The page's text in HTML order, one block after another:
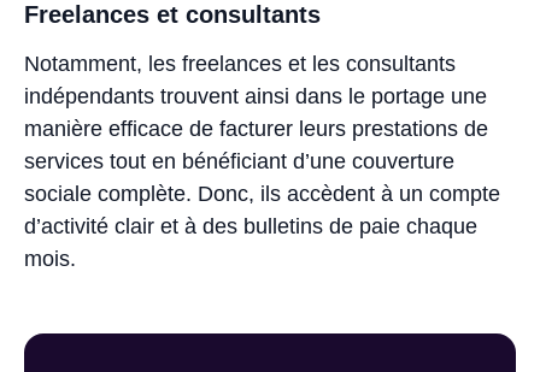
Freelances et consultants
Notamment, les freelances et les consultants
indépendants trouvent ainsi dans le portage une
manière efficace de facturer leurs prestations de
services tout en bénéficiant d’une couverture
sociale complète. Donc, ils accèdent à un compte
d’activité clair et à des bulletins de paie chaque
mois.